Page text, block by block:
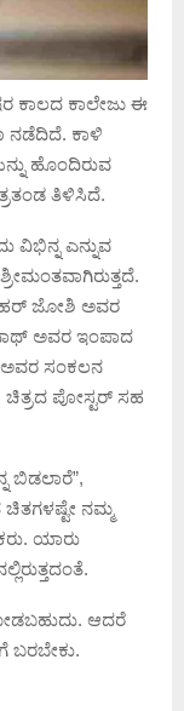
ಕಾಲದ ಕಾಲೇಜು ಈ
ನಡೆದಿದೆ. ಕಾಳಿ
ಹೊಂದಿರುವ
ತಿಳಿಸಿದೆ.
ವಿಭಿನ್ನ ಎನ್ನುವ
ಜೋಶಿ ಅವರ
ಅವರ ಇಂಪಾದ
ಅವರ ಸಂಕಲನ
ಚಿತ್ರದ ಪೋಸ್ಟರ್ ಸಹ
ಬಿಡಲಾರೆ”,
ಚಿತಗಳಷ್ಟೇ ನಮ್ಮ
ಯಾರು
ಆದರೆ
ಬರಬೇಕು.